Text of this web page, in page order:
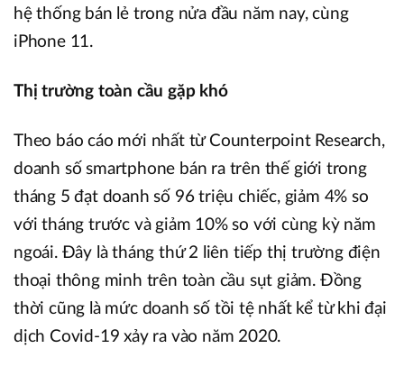
hệ thống bán lẻ trong nửa đầu năm nay, cùng
iPhone 11.
Thị trường toàn cầu gặp khó
Theo báo cáo mới nhất từ Counterpoint Research,
doanh số smartphone bán ra trên thế giới trong
tháng 5 đạt doanh số 96 triệu chiếc, giảm 4% so
với tháng trước và giảm 10% so với cùng kỳ năm
ngoái. Đây là tháng thứ 2 liên tiếp thị trường điện
thoại thông minh trên toàn cầu sụt giảm. Đồng
thời cũng là mức doanh số tồi tệ nhất kể từ khi đại
dịch Covid-19 xảy ra vào năm 2020.